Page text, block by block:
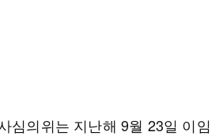
심의위는 지난해 9월 23일 이임